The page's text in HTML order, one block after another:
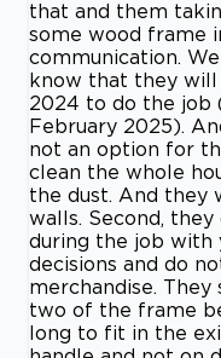
that and them
some wood frame
communication.
know that they
2024 to do the job
February 2025).
not an option for
clean the whole
the dust. And they
walls. Second,
during the job with
decisions and do
merchandise.
two of the frame
long to fit in the